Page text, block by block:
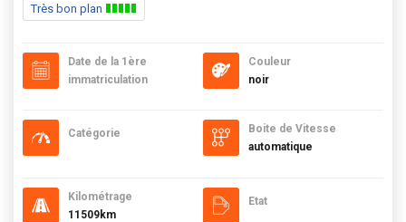
Très bon plan
Date de la 1ère
immatriculation
Catégorie
Kilométrage
11509km
Couleur
noir
Boite de Vitesse
automatique
Etat